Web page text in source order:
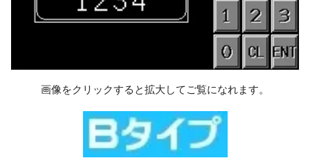
画像をクリックすると拡大してご覧になれます。